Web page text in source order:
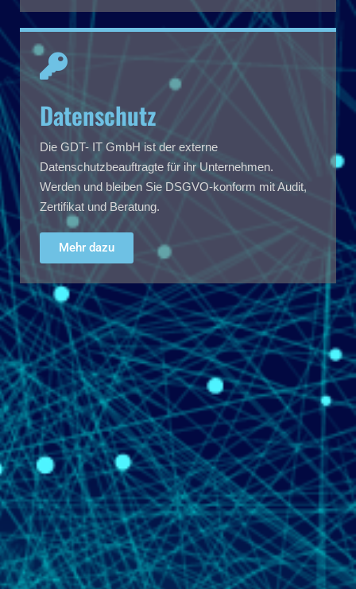
Datenschutz
Die GDT- IT GmbH ist der externe
Datenschutzbeauftragte für ihr Unternehmen.
Werden und bleiben Sie DSGVO-konform mit Audit,
Zertifikat und Beratung.
Mehr dazu